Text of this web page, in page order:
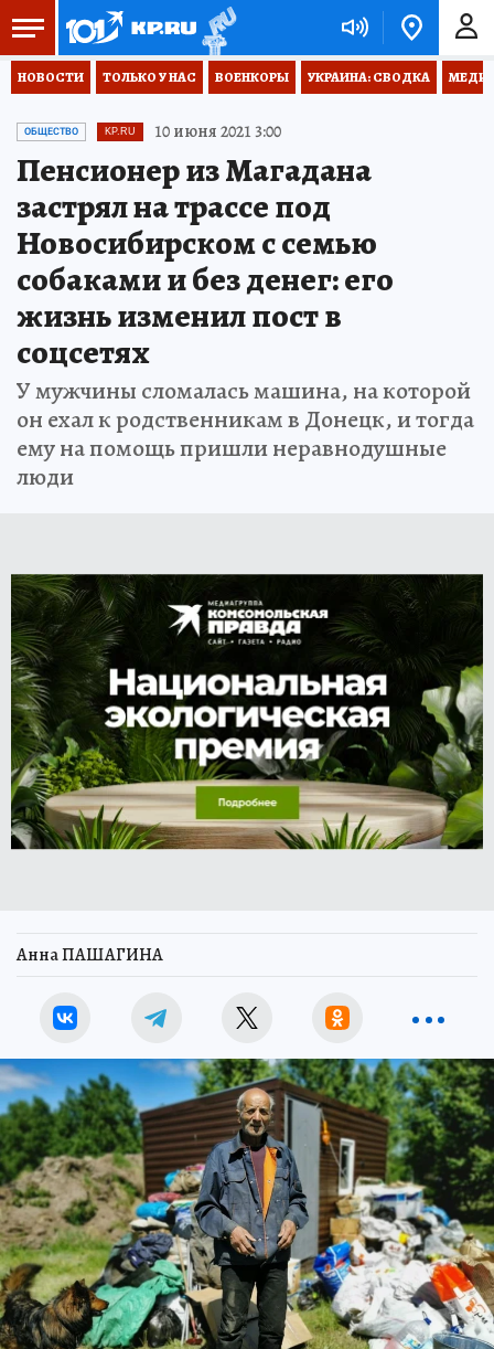
НОВОСТИ ТОЛЬКО У НАС ВОЕНКОРЫ УКРАИНА: СВОДКА
ОБЩЕСТВО KP.RU 10 июня 2021 3:00
Пенсионер из Магадана
застрял на трассе под
Новосибирском с семью
собаками и без денег: его
жизнь изменил пост в
соцсетях
У мужчины сломалась машина, на которой
он ехал к родственникам в Донецк, и тогда
ему на помощь пришли неравнодушные
люди
Анна ПАШАГИНА